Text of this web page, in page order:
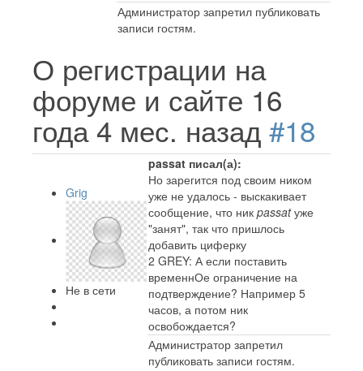
Администратор запретил публиковать
записи гостям.
О регистрации на
форуме и сайте 16
года 4 мес. назад #18
Grig
Не в сети
passat писал(а):
Но зарегится под своим ником
уже не удалось - выскакивает
сообщение, что ник passatуже
"занят", так что пришлось
добавить циферку
2 GREY: А если поставить
временнОе ограничение на
подтверждение? Например 5
часов, а потом ник
освобождается?
Администратор запретил
публиковать записи гостям.